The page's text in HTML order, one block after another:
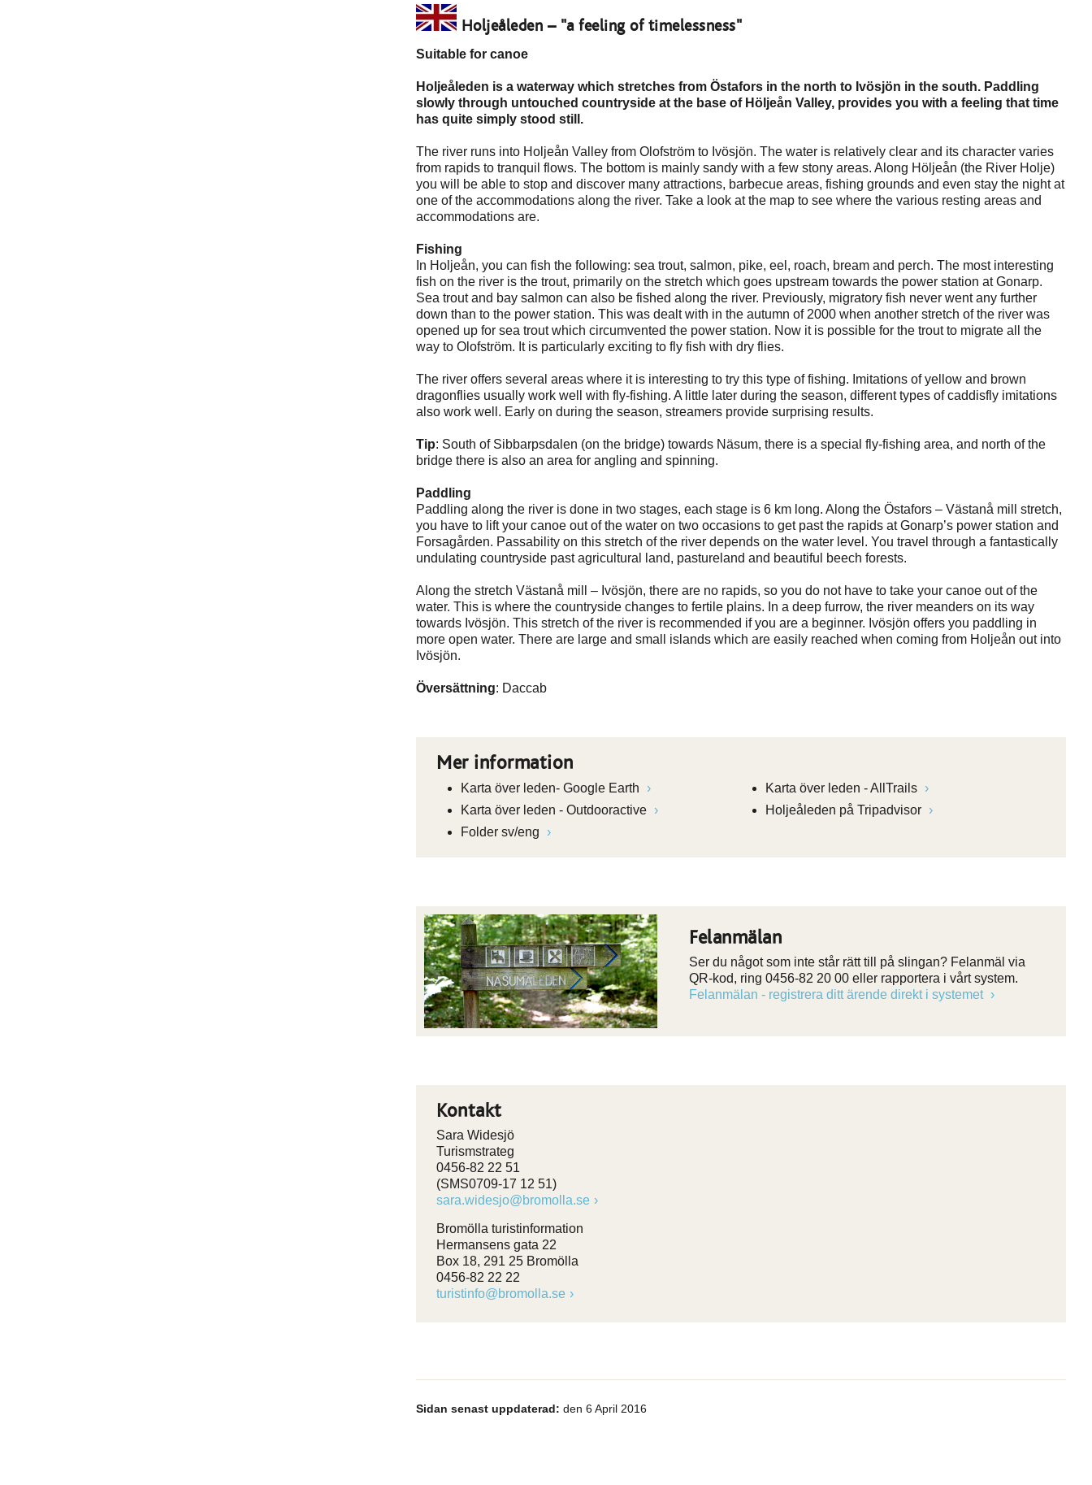
Holjeåleden – "a feeling of timelessness"
Suitable for canoe
Holjeåleden is a waterway which stretches from Östafors in the north to Ivösjön in the south. Paddling
slowly through untouched countryside at the base of Höljeån Valley, provides you with a feeling that time
has quite simply stood still.
The river runs into Holjeån Valley from Olofström to Ivösjön. The water is relatively clear and its character varies
from rapids to tranquil flows. The bottom is mainly sandy with a few stony areas. Along Höljeån (the River Holje)
you will be able to stop and discover many attractions, barbecue areas, fishing grounds and even stay the night at
one of the accommodations along the river. Take a look at the map to see where the various resting areas and
accommodations are.
Fishing
In Holjeån, you can fish the following: sea trout, salmon, pike, eel, roach, bream and perch. The most interesting
fish on the river is the trout, primarily on the stretch which goes upstream towards the power station at Gonarp.
Sea trout and bay salmon can also be fished along the river. Previously, migratory fish never went any further
down than to the power station. This was dealt with in the autumn of 2000 when another stretch of the river was
opened up for sea trout which circumvented the power station. Now it is possible for the trout to migrate all the
way to Olofström. It is particularly exciting to fly fish with dry flies.
The river offers several areas where it is interesting to try this type of fishing. Imitations of yellow and brown
dragonflies usually work well with fly-fishing. A little later during the season, different types of caddisfly imitations
also work well. Early on during the season, streamers provide surprising results.
Tip: South of Sibbarpsdalen (on the bridge) towards Näsum, there is a special fly-fishing area, and north of the
bridge there is also an area for angling and spinning.
Paddling
Paddling along the river is done in two stages, each stage is 6 km long. Along the Östafors – Västanå mill stretch,
you have to lift your canoe out of the water on two occasions to get past the rapids at Gonarp’s power station and
Forsagården. Passability on this stretch of the river depends on the water level. You travel through a fantastically
undulating countryside past agricultural land, pastureland and beautiful beech forests.
Along the stretch Västanå mill – Ivösjön, there are no rapids, so you do not have to take your canoe out of the
water. This is where the countryside changes to fertile plains. In a deep furrow, the river meanders on its way
towards Ivösjön. This stretch of the river is recommended if you are a beginner. Ivösjön offers you paddling in
more open water. There are large and small islands which are easily reached when coming from Holjeån out into
Ivösjön.
Översättning: Daccab
Mer information
Karta över leden- Google Earth
Karta över leden - AllTrails
Karta över leden - Outdooractive
Holjeåleden på Tripadvisor
Folder sv/eng
Felanmälan
Ser du något som inte står rätt till på slingan? Felanmäl via
QR-kod, ring 0456-82 20 00 eller rapportera i vårt system.
Felanmälan - registrera ditt ärende direkt i systemet
Kontakt
Sara Widesjö
Turismstrateg
0456-82 22 51
(SMS0709-17 12 51)
sara.widesjo@bromolla.se
Bromölla turistinformation
Hermansens gata 22
Box 18, 291 25 Bromölla
0456-82 22 22
turistinfo@bromolla.se
Sidan senast uppdaterad: den 6 April 2016